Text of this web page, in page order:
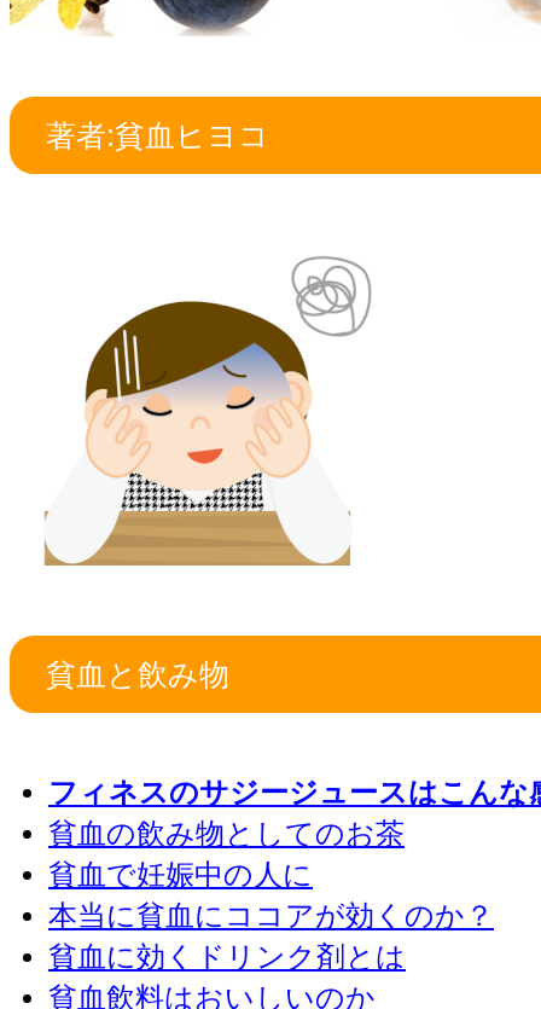
著者:貧血ヒヨコ
貧血と飲み物
フィネスのサジージュースはこんな
貧血の飲み物としてのお茶
貧血で妊娠中の人に
本当に貧血にココアが効くのか？
貧血に効くドリンク剤とは
貧血飲料はおいしいのか